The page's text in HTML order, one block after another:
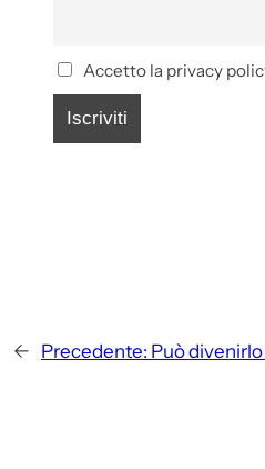
Accetto la privacy
← Precedente: Può